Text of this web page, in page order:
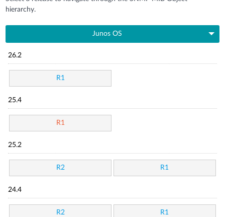
hierarchy.
Junos OS
26.2
R1
25.4
R1
25.2
R2 R1
24.4
R2 R1